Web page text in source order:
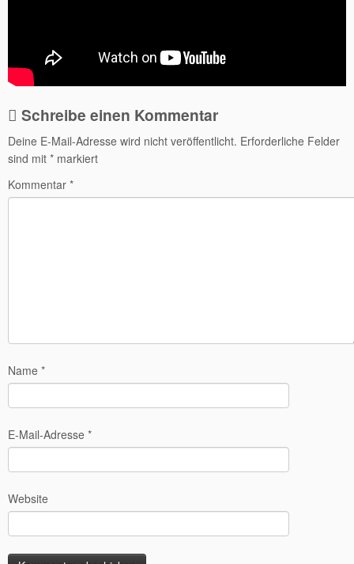
Schreibe einen Kommentar
Deine E-Mail-Adresse wird nicht veröffentlicht. Erforderliche Felder
sind mit * markiert
Kommentar *
Name *
E-Mail-Adresse *
Website